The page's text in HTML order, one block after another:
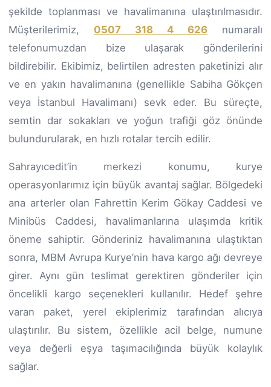
şekilde toplanması ve havalimanına ulaştırılmasıdır.
Müşterilerimiz, 0507 318 4 626 numaralı
telefonumuzdan bize ulaşarak gönderilerini
bildirebilir. Ekibimiz, belirtilen adresten paketinizi alır
ve en yakın havalimanına (genellikle Sabiha Gökçen
veya İstanbul Havalimanı) sevk eder. Bu süreçte,
semtin dar sokakları ve yoğun trafiği göz önünde
bulundurularak, en hızlı rotalar tercih edilir.
Sahrayıcedit’in merkezi konumu, kurye
operasyonlarımız için büyük avantaj sağlar. Bölgedeki
ana arterler olan Fahrettin Kerim Gökay Caddesi ve
Minibüs Caddesi, havalimanlarına ulaşımda kritik
öneme sahiptir. Gönderiniz havalimanına ulaştıktan
sonra, MBM Avrupa Kurye’nin hava kargo ağı devreye
girer. Aynı gün teslimat gerektiren gönderiler için
öncelikli kargo seçenekleri kullanılır. Hedef şehre
varan paket, yerel ekiplerimiz tarafından alıcıya
ulaştırılır. Bu sistem, özellikle acil belge, numune
veya değerli eşya taşımacılığında büyük kolaylık
sağlar.